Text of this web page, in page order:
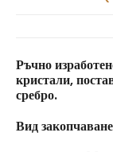
Ръчно
кристали,
сребро.
Вид